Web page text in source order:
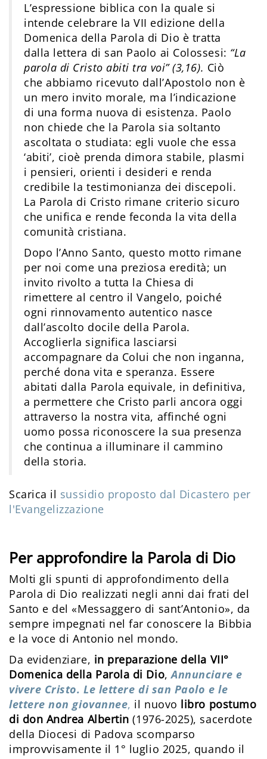
L’espressione biblica con la quale si
intende celebrare la VII edizione della
Domenica della Parola di Dio è tratta
dalla lettera di san Paolo ai Colossesi: “La
parola di Cristo abiti tra voi” (3,16). Ciò
che abbiamo ricevuto dall’Apostolo non è
un mero invito morale, ma l’indicazione
di una forma nuova di esistenza. Paolo
non chiede che la Parola sia soltanto
ascoltata o studiata: egli vuole che essa
‘abiti’, cioè prenda dimora stabile, plasmi
i pensieri, orienti i desideri e renda
credibile la testimonianza dei discepoli.
La Parola di Cristo rimane criterio sicuro
che unifica e rende feconda la vita della
comunità cristiana.
Dopo l’Anno Santo, questo motto rimane
per noi come una preziosa eredità; un
invito rivolto a tutta la Chiesa di
rimettere al centro il Vangelo, poiché
ogni rinnovamento autentico nasce
dall’ascolto docile della Parola.
Accoglierla significa lasciarsi
accompagnare da Colui che non inganna,
perché dona vita e speranza. Essere
abitati dalla Parola equivale, in definitiva,
a permettere che Cristo parli ancora oggi
attraverso la nostra vita, affinché ogni
uomo possa riconoscere la sua presenza
che continua a illuminare il cammino
della storia.
Scarica il sussidio proposto dal Dicastero per
l'Evangelizzazione
Per approfondire la Parola di Dio
Molti gli spunti di approfondimento della
Parola di Dio realizzati negli anni dai frati del
Santo e del «Messaggero di sant’Antonio», da
sempre impegnati nel far conoscere la Bibbia
e la voce di Antonio nel mondo.
Da evidenziare, in preparazione della VII°
Domenica della Parola di Dio,Annunciare e
vivere Cristo. Le lettere di san Paolo e le
lettere non giovannee, il nuovo libro postumo
di don Andrea Albertin (1976-2025), sacerdote
della Diocesi di Padova scomparso
improvvisamente il 1° luglio 2025, quando il